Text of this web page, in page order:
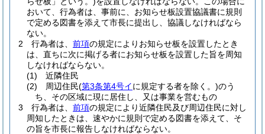
おいて、行為者は、事前に、お知らせ板設置協議書に規則
で定める図書を添えて市長に提出し、協議しなければなら
ない。
2
行為者は、 前項の規定によりお知らせ板を設置したとき
は、直ちに次に掲げる者にお知らせ板を設置した旨を周知
しなければならない。
(1)
近隣住民
(2)
周辺住民(第3条第4号イに規定する者を除く。)のう
ち、その区域に現に居住し、又は事業を営むもの
3
行為者は、 前項の規定により近隣住民及び周辺住民に対し
周知したときは、速やかに規則で定める図書を添えて、そ
の旨を市長に報告しなければならない。